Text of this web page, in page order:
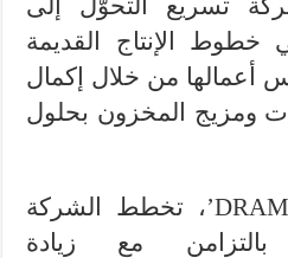
تسريع التحوّل إلى
خطوط الإنتاج القديمة
أعمالها من خلال إكمال
ومزيج المخزون بحلول
أما بالنسبة لذاكرة ‘DRAM’، تخطط الشركة
بالتزامن مع زيادة